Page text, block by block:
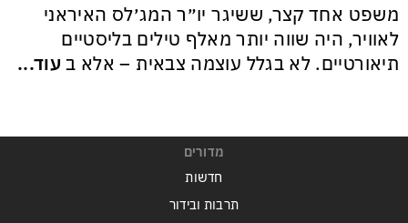
משפט אחד קצר, ששיגר יו״ר המג׳לס האיראני
לאוויר, היה שווה יותר מאלף טילים בליסטיים
תיאורטיים. לא בגלל עוצמה צבאית – אלא ב עוד...
מדורים
חדשות
תרבות ובידור